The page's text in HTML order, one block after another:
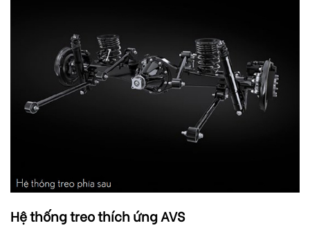
Hệ thống treo thích ứng AVS